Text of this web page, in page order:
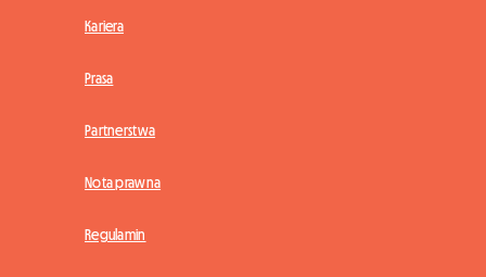
Kariera
Prasa
Partnerstwa
Nota prawna
Regulamin